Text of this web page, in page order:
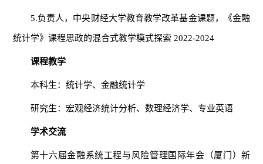
5.负责人，中央财经大学教育教学改革基金课题，《金融
统计学》课程思政的混合式教学模式探索 2022-2024
课程教学
本科生：统计学、金融统计学
研究生：宏观经济统计分析、数理经济学、专业英语
学术交流
第十六届金融系统工程与风险管理国际年会（厦门）新